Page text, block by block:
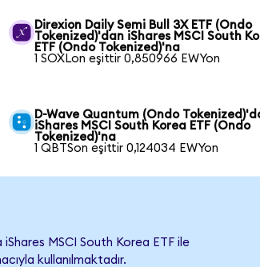
Direxion Daily Semi Bull 3X ETF (Ondo
Tokenized)'dan iShares MSCI South
ETF (Ondo Tokenized)'na
1 SOXLon eşittir 0,850966 EWYon
D-Wave Quantum (Ondo
iShares MSCI South Korea ETF (Ondo
Tokenized)'na
1 QBTSon eşittir 0,124034 EWYon
MSCI South Korea ETF ile
kullanılmaktadır.